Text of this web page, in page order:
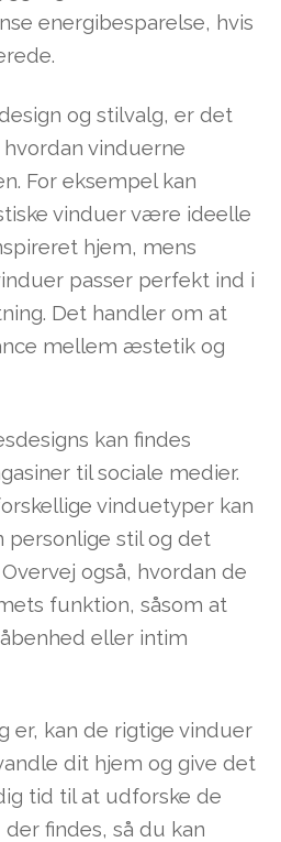
energibesparelse, hvis
og stilvalg, er det
vinduerne
For eksempel kan
vinduer være ideelle
hjem, mens
passer perfekt ind i
Det handler om at
mellem æstetik og
kan findes
til sociale medier.
vinduetyper kan
stil og det
også, hvordan de
funktion, såsom at
eller intim
er, kan de rigtige vinduer
dit hjem og give det
tid til at udforske de
findes, så du kan